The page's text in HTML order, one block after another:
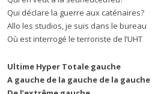
Qui déclare la guerre aux caténaires?
Allo les studios, je suis dans le bureau
Où est interrogé le terroriste de l’UHT
Ultime Hyper Totale gauche
A gauche de la gauche de la gauche